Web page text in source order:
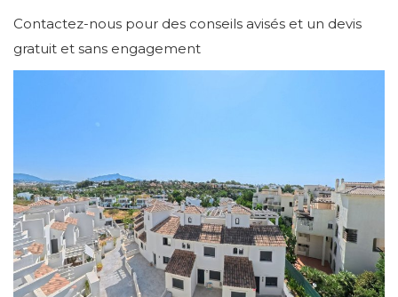
Contactez-nous pour des conseils avisés et un devis
gratuit et sans engagement